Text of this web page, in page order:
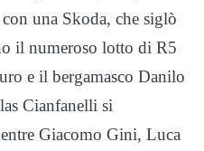
una Skoda, che siglò
il numeroso lotto di R5
e il bergamasco Danilo
Cianfanelli si
Giacomo Gini, Luca